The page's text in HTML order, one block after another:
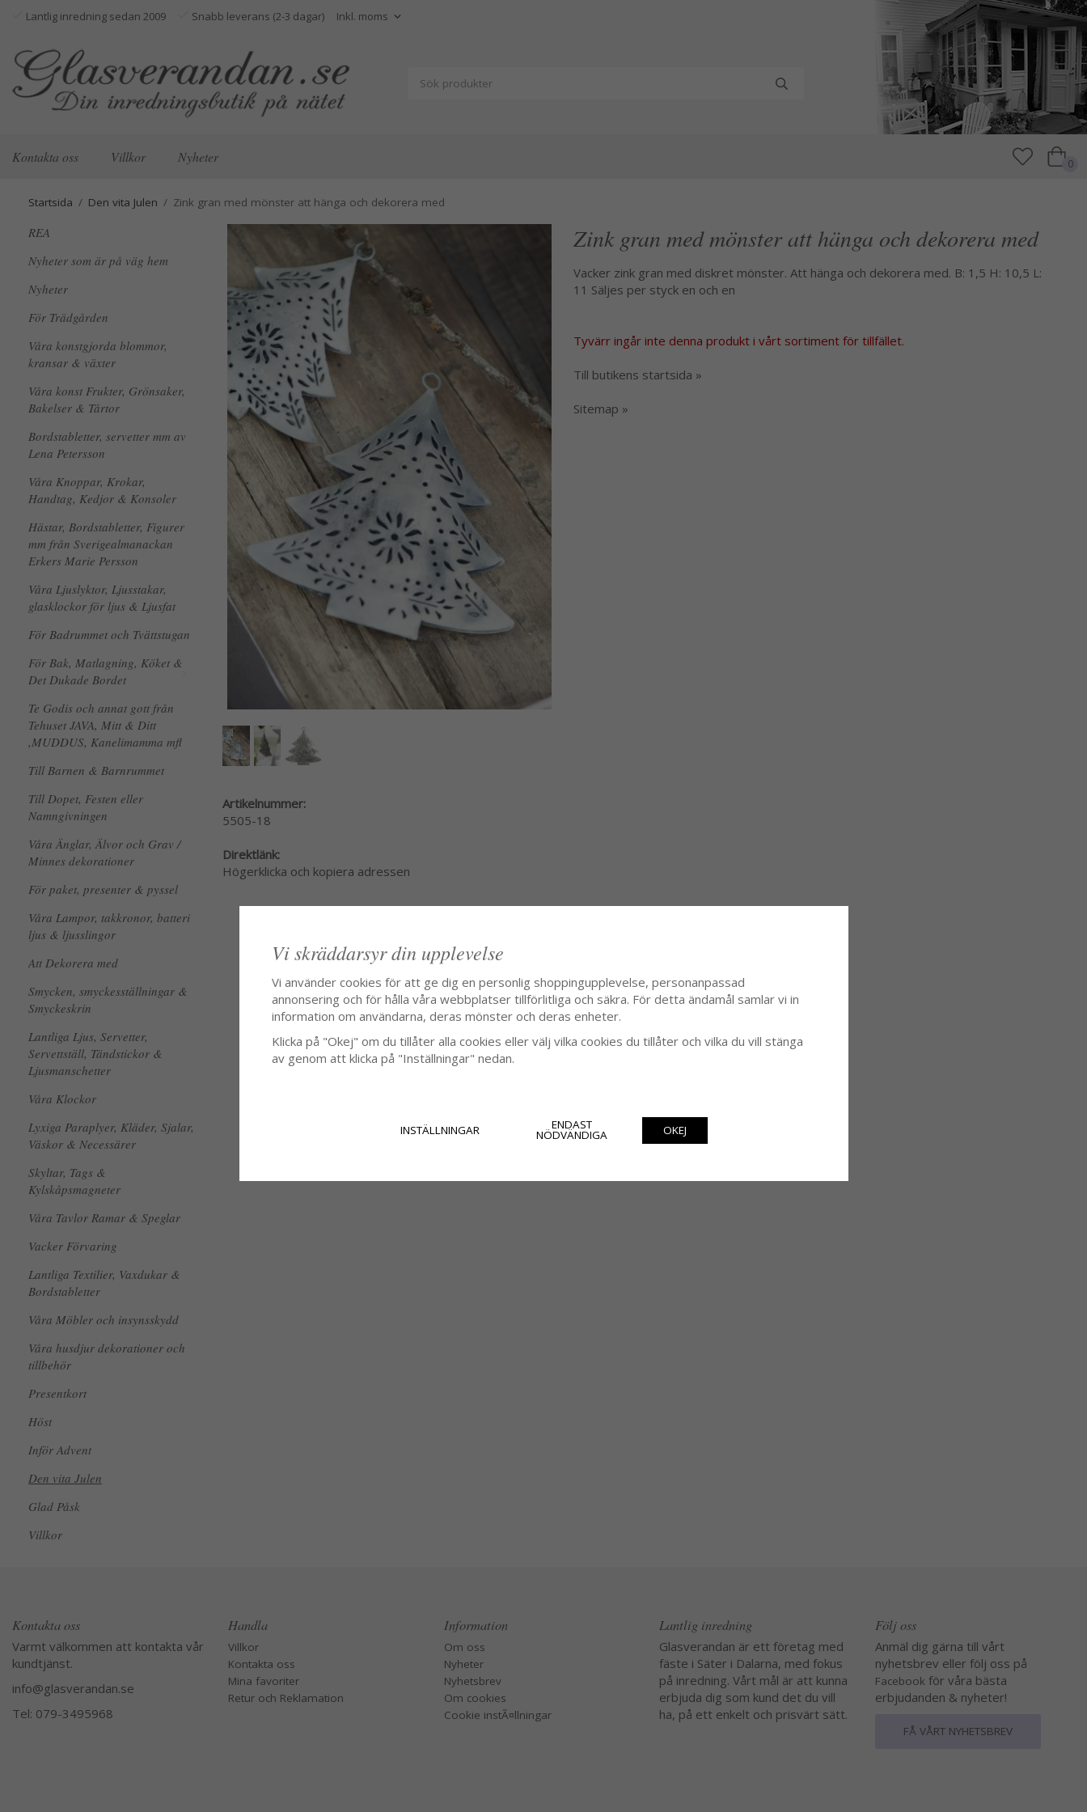
Lantlig inredning sedan 2009 Snabb leverans (2-3 dagar)
Kontakta oss Villkor Nyheter 0
Startsida / Den vita Julen / Zink gran med mönster att hänga och dekorera med
REA
Nyheter som är på väg hem
Nyheter
För Trädgården
Våra konstgjorda blommor,
kransar & växter
Våra konst Frukter, Grönsaker,
Bakelser & Tårtor
Bordstabletter, servetter mm av
Lena Petersson
Våra Knoppar, Krokar,
Handtag, Kedjor & Konsoler
Hästar, Bordstabletter, Figurer
mm från Sverigealmanackan
Erkers Marie Persson
Våra Ljuslyktor, Ljusstakar,
glasklockor för ljus & Ljusfat
För Badrummet och Tvättstugan
För Bak, Matlagning, Köket &
Det Dukade Bordet
Te Godis och annat gott från
Tehuset JAVA, Mitt & Ditt
,MUDDUS, Kanelimamma mfl
Till Barnen & Barnrummet
Till Dopet, Festen eller
Namngivningen
Våra Änglar, Älvor och Grav /
Minnes dekorationer
För paket, presenter & pyssel
Våra Lampor, takkronor, batteri
ljus & ljusslingor
Att Dekorera med
Smycken, smyckesställningar &
Smyckeskrin
Lantliga Ljus, Servetter,
Servettställ, Tändstickor &
Ljusmanschetter
Våra Klockor
Lyxiga Paraplyer, Kläder, Sjalar,
Väskor & Necessärer
Skyltar, Tags &
Kylskåpsmagneter
Våra Tavlor Ramar & Speglar
Vacker Förvaring
Lantliga Textilier, Vaxdukar &
Bordstabletter
Våra Möbler och insynsskydd
Våra husdjur dekorationer och
tillbehör
Presentkort
Höst
Inför Advent
Den vita Julen
Glad Påsk
Villkor
Zink gran med mönster att hänga och dekorera med
Vacker zink gran med diskret mönster. Att hänga och dekorera med. B: 1,5 H: 10,5 L:
11 Säljes per styck en och en
Tyvärr ingår inte denna produkt i vårt sortiment för tillfället.
Till butikens startsida »
Sitemap »
Artikelnummer:
5505-18
Direktlänk:
Högerklicka och kopiera adressen
Kontakta oss
Varmt välkommen att kontakta vår
kundtjänst.
info@glasverandan.se
Tel: 079-3495968
Handla
Villkor
Kontakta oss
Mina favoriter
Retur och Reklamation
Information
Om oss
Nyheter
Nyhetsbrev
Om cookies
Cookie instÃ¤llningar
Lantlig inredning
Glasverandan är ett företag med
fäste i Säter i Dalarna, med fokus
på inredning. Vårt mål är att kunna
erbjuda dig som kund det du vill
ha, på ett enkelt och prisvärt sätt.
Följ oss
Anmäl dig gärna till vårt
nyhetsbrev eller följ oss på
Facebook för våra bästa
erbjudanden & nyheter!
FÅ VÅRT NYHETSBREV
Vi skräddarsyr din upplevelse
Vi använder cookies för att ge dig en personlig shoppingupplevelse, personanpassad
annonsering och för hålla våra webbplatser tillförlitliga och säkra. För detta ändamål samlar vi in
information om användarna, deras mönster och deras enheter.
Klicka på "Okej" om du tillåter alla cookies eller välj vilka cookies du tillåter och vilka du vill stänga
av genom att klicka på "Inställningar" nedan.
INSTÄLLNINGAR ENDAST
NÖDVÄNDIGA OKEJ